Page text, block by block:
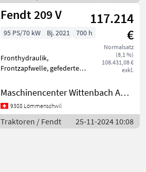
manuell, Klimaanlage,
Luftsitz, hy
Fendt 209 V
117.214
€
Normalsatz
(8,1 %)
108.431,08 €
exkl.
95 PS/70 kW Bj. 2021 700 h
Fronthydraulik,
Frontzapfwelle, gefederte
EHR, Luftsitz, 4-Rad Bremse,
hydraulisches Bremsventil,
druckloser Rücklauf,
AdBlue, Außenbedienung
Heckhyd
Maschinencenter Wittenbach AG (Landtechnik)
9308 Lömmenschwil
Traktoren / Fendt 25-11-2024 10:08